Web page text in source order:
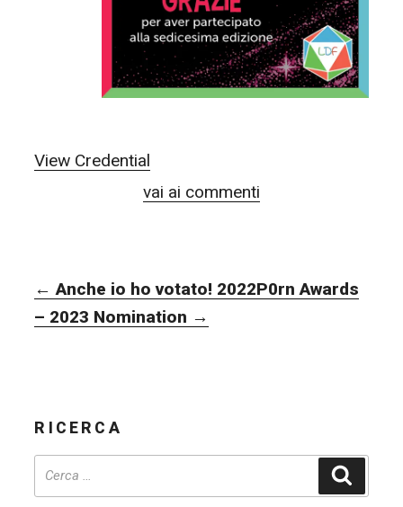
View Credential
vai ai commenti
ARTICOLI
← Anche io ho votato! 2022P0rn Awards
– 2023 Nomination →
RICERCA